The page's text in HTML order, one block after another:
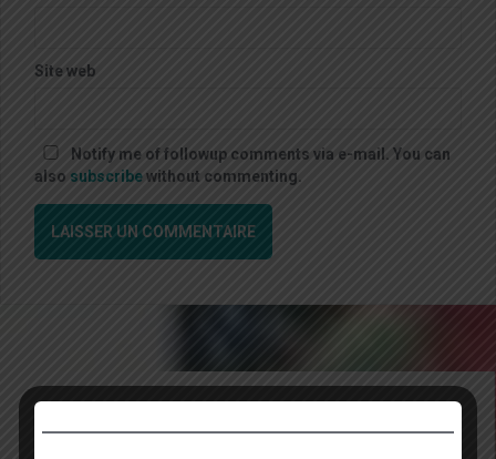
Site web
Notify me of followup comments via e-mail. You can
also subscribewithout commenting.